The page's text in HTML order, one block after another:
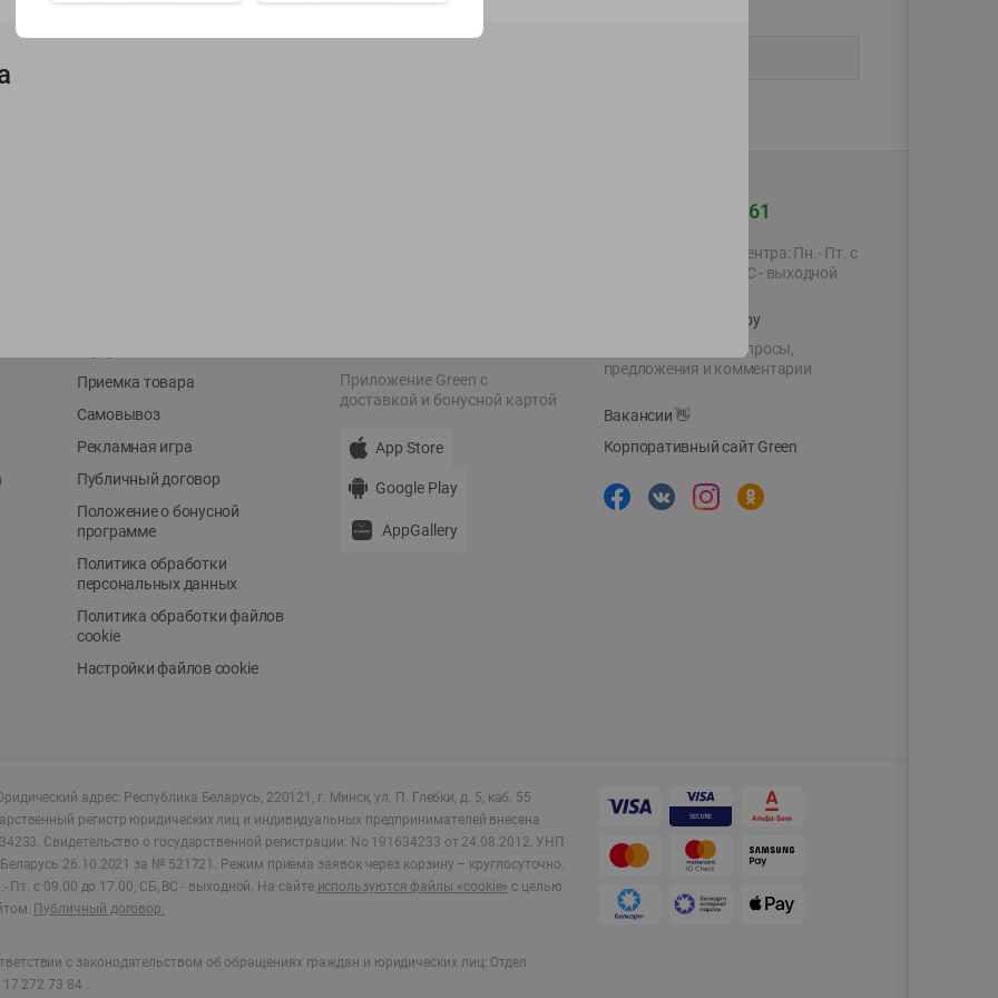
Приемка товара
Самовывоз
Рекламная игра
Публичный договор
Положение о бонусной
программе
Политика обработки
персональных данных
Политика обработки файлов
cookie
Настройки файлов cookie
Приложение Green c
доставкой и бонусной картой
App Store
Google Play
AppGallery
+375 44 560-60-61
Время работы Call-центра: Пн.- Пт. с
09.00 до 17.00, СБ, ВС - выходной
shop@green-market.by
Пишите нам свои вопросы,
предложения и комментарии
Вакансии👋
Корпоративный сайт Green
адрес: Республика Беларусь, 220121, г. Минск, ул. П. Глебки, д. 5, каб. 55
регистр юридических лиц и индивидуальных предпринимателей внесена
Свидетельство о государственной регистрации: No 191634233 от 24.08.2012. УНП
26.10.2021 за № 521721. Режим приема заявок через корзину – круглосуточно.
Пт. с 09.00 до 17.00, СБ, ВС - выходной. На сайте используются файлы «cookie» с целью
Публичный договор.
с законодательством об обращениях граждан и юридических лиц: Отдел
272 73 84 .